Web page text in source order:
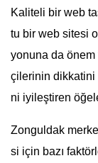
Kaliteli bir web
tu bir web sitesi
yonuna da önem
çilerinin dikkatini
ni iyileştiren
Zonguldak
si için bazı